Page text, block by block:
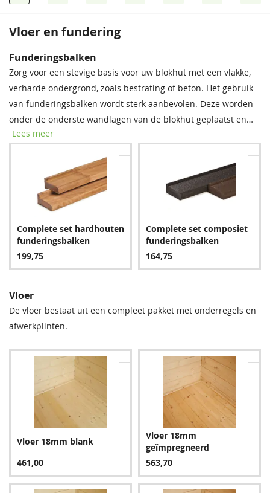
Vloer en fundering
Onze spijkerset bevat zowel spijkers als asfaltnagels voor het
monteren van dakplanken en dakbedekking. Voor modellen
groter dan 5 × 5 m raden we aan twee sets aan te schaffen
voor optimale stabiliteit.
24,95
9,60
Tegen meerprijs kunt u bij dit product dakshingles bestellen.
Deze bitumen dakbedekking is uitermate geschikt voor het
waterdicht afwerken van uw (hellende) dak, om zo de
levensduur van uw tuinverblijf te verlengen.
191,70
198,00
198,00
Blauw
234,00
Funderingsbalken
Zorg voor een stevige basis voor uw blokhut met een vlakke,
verharde ondergrond, zoals bestrating of beton. Het gebruik
van funderingsbalken wordt sterk aanbevolen. Deze worden
onder de onderste wandlagen van de blokhut geplaatst en
bieden essentiële bescherming tegen regenwater, vocht en
levensduur van uw blokhut aanzienlijk.
Lees meer
Complete set hardhouten
funderingsbalken
199,75
Complete set composiet
funderingsbalken
164,75
Vloer
De vloer bestaat uit een compleet pakket met onderregels en
afwerkplinten.
Vloer 18mm blank
461,00
Vloer 18mm
geïmpregneerd
563,70